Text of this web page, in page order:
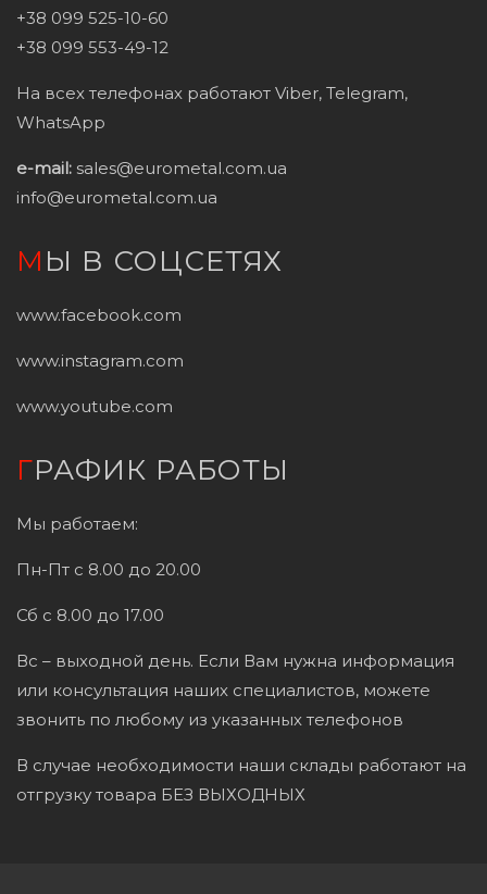
+38 099 525-10-60
+38 099 553-49-12
На всех телефонах работают Viber, Telegram,
WhatsApp
e-mail: sales@eurometal.com.ua
info@eurometal.com.ua
МЫ В СОЦСЕТЯХ
www.facebook.com
www.instagram.com
www.youtube.com
ГРАФИК РАБОТЫ
Мы работаем:
Пн-Пт с 8.00 до 20.00
Сб с 8.00 до 17.00
Вс – выходной день. Если Вам нужна информация
или консультация наших специалистов, можете
звонить по любому из указанных телефонов
В случае необходимости наши склады работают на
отгрузку товара БЕЗ ВЫХОДНЫХ